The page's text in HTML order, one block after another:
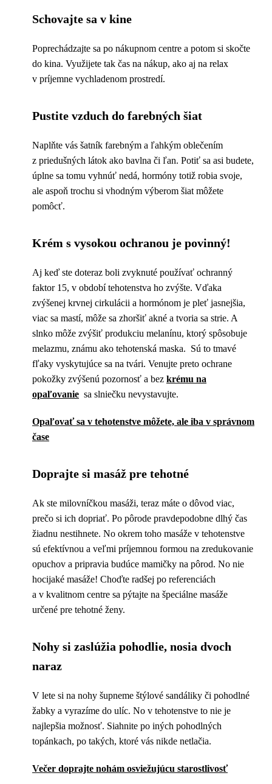
Schovajte sa v kine
Poprechádzajte sa po nákupnom centre a potom si skočte
do kina. Využijete tak čas na nákup, ako aj na relax
v príjemne vychladenom prostredí.
Pustite vzduch do farebných šiat
Naplňte vás šatník farebným a ľahkým oblečením
z priedušných látok ako bavlna či ľan. Potiť sa asi budete,
úplne sa tomu vyhnúť nedá, hormóny totiž robia svoje,
ale aspoň trochu si vhodným výberom šiat môžete
pomôcť.
Krém s vysokou ochranou je povinný!
Aj keď ste doteraz boli zvyknuté používať ochranný
faktor 15, v období tehotenstva ho zvýšte. Vďaka
zvýšenej krvnej cirkulácii a hormónom je pleť jasnejšia,
viac sa mastí, môže sa zhoršiť akné a tvoria sa strie. A
slnko môže zvýšiť produkciu melanínu, ktorý spôsobuje
melazmu, známu ako tehotenská maska. Sú to tmavé
fľaky vyskytujúce sa na tvári. Venujte preto ochrane
pokožky zvýšenú pozornosť a bez krému na
opaľovanie sa slniečku nevystavujte.
Opaľovať sa v tehotenstve môžete, ale iba v správnom
čase
Doprajte si masáž pre tehotné
Ak ste milovníčkou masáži, teraz máte o dôvod viac,
prečo si ich dopriať. Po pôrode pravdepodobne dlhý čas
žiadnu nestihnete. No okrem toho masáže v tehotenstve
sú efektívnou a veľmi príjemnou formou na zredukovanie
opuchov a pripravia budúce mamičky na pôrod. No nie
hocijaké masáže! Choďte radšej po referenciách
a v kvalitnom centre sa pýtajte na špeciálne masáže
určené pre tehotné ženy.
Nohy si zaslúžia pohodlie, nosia dvoch
naraz
V lete si na nohy šupneme štýlové sandáliky či pohodlné
žabky a vyrazíme do ulíc. No v tehotenstve to nie je
najlepšia možnosť. Siahnite po iných pohodlných
topánkach, po takých, ktoré vás nikde netlačia.
Večer doprajte nohám osviežujúcu starostlivosť